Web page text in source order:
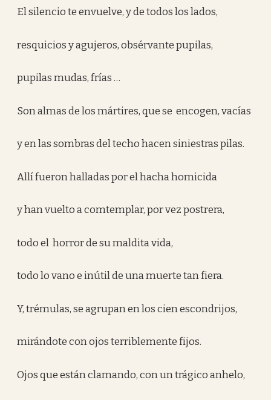
El silencio te envuelve, y de todos los lados,
resquicios y agujeros, obsérvante pupilas,
pupilas mudas, frías …
Son almas de los mártires, que se encogen, vacías
y en las sombras del techo hacen siniestras pilas.
Allí fueron halladas por el hacha homicida
y han vuelto a comtemplar, por vez postrera,
todo el horror de su maldita vida,
todo lo vano e inútil de una muerte tan fiera.
Y, trémulas, se agrupan en los cien escondrijos,
mirándote con ojos terriblemente fijos.
Ojos que están clamando, con un trágico anhelo,